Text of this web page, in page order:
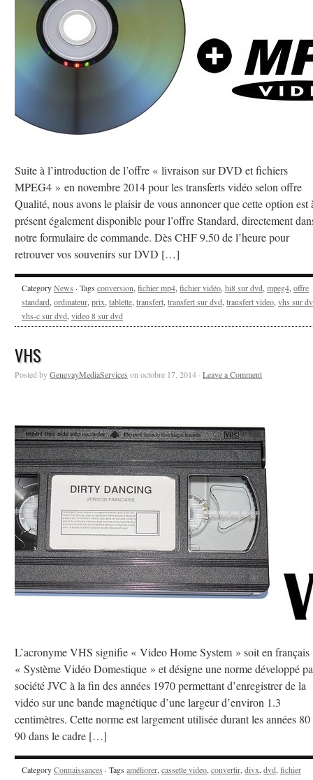
Suite à l’introduction de l’offre « livraison sur DVD et fichiers
MPEG4 » en novembre 2014 pour les transferts vidéo selon offre
Qualité, nous avons le plaisir de vous annoncer que cette option est
présent également disponible pour l’offre Standard, directement
notre formulaire de commande. Dès CHF 9.50 de l’heure pour
retrouver vos souvenirs sur DVD […]
CategoryNews · Tags conversion, fichier mp4, fichier vidéo, hi8 sur dvd, mpeg4, offre
standard, ordinateur, prix, tablette, transfert, transfert sur dvd, transfert video, vhs sur
vhs-c sur dvd, video 8 sur dvd
VHS
Posted byGenevayMediaServices on octobre 17, 2014 · Leave a Comment
L’acronyme VHS signifie « Video Home System » soit en français
« Système Vidéo Domestique » et désigne une norme développé
société JVC à la fin des années 1970 permettant d’enregistrer de la
vidéo sur une bande magnétique d’une largeur d’environ 1.3
centimètres. Cette norme est largement utilisée durant les années 80
90 dans le cadre […]
CategoryConnaissances · Tags améliorer, cassette video, convertir, divx, dvd, fichier